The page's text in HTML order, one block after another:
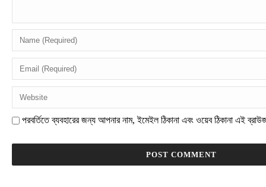
পরবর্তিতে ব্যবহারের জন্য আপনার নাম, ইমেইল ঠিকানা এবং ওয়েব ঠিকানা এই